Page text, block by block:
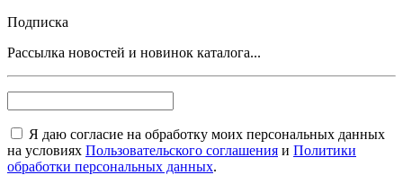
Подписка
Рассылка новостей и новинок каталога...
Я даю согласие на обработку моих персональных данных
на условиях Пользовательского соглашения и Политики
обработки персональных данных.